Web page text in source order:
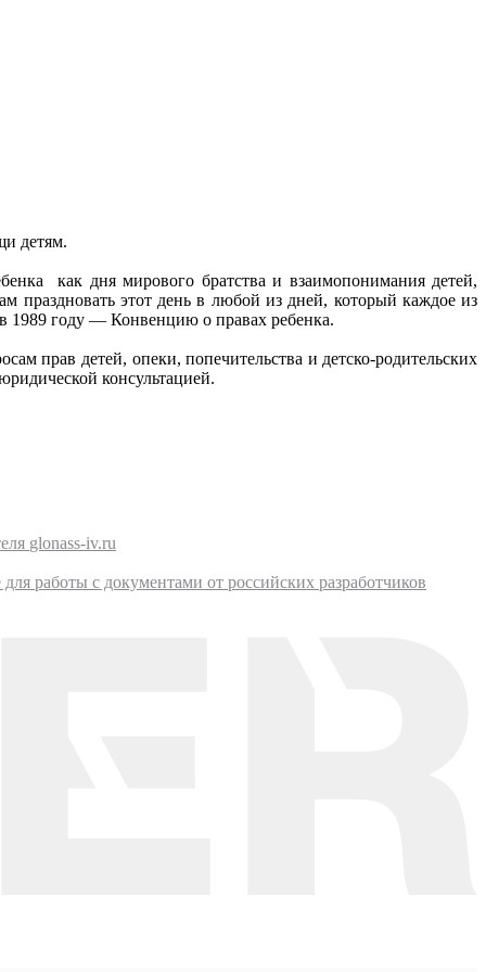
детям.
как днямирового братства и взаимопониманиядетей,
праздновать этот день в любой из дней, который каждое из
1989 году — Конвенцию о правах ребенка.
прав детей, опеки,попечительства и детско-родительских
консультацией.
glonass-iv.ru